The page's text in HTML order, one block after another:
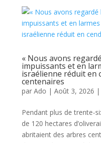
« Nous avons
impuissants et en
israélienne réduit en
centenaires
par Ado | Août 3, 2026 |
Pendant plus de trente-
de 120 hectares
abritaient des arbres